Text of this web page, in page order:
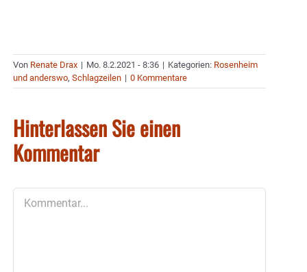
Von Renate Drax | Mo. 8.2.2021 - 8:36 | Kategorien: Rosenheim
und anderswo, Schlagzeilen | 0 Kommentare
Hinterlassen Sie einen
Kommentar